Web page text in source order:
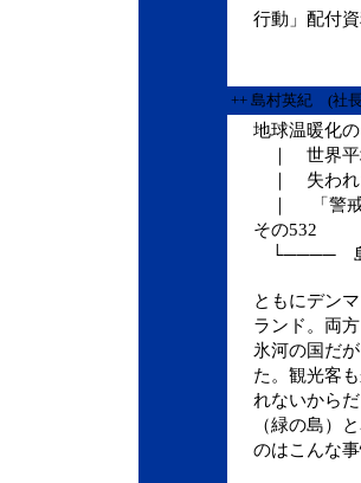
行動」配付
++ 島村英紀 (社
地球温暖化
｜ 世界平
｜ 失われ
｜ 「警戒
その532
└──── 島
ともにデン
ランド。両
氷河の国だ
た。観光客
れないから
（緑の島）
のはこんな